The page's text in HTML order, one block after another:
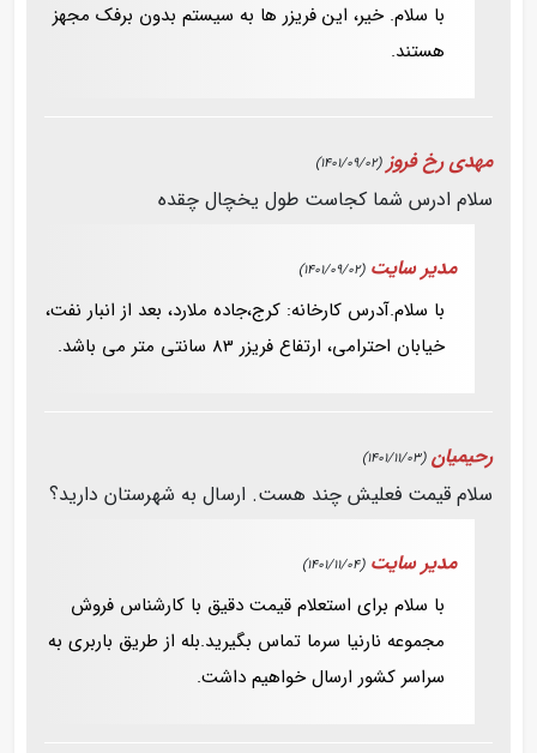
با سلام. خیر، این فریزر ها به سیستم بدون برفک مجهز
هستند.
مهدی رخ فروز (1401/09/02)
سلام ادرس شما کجاست طول یخچال چقده
مدیر سایت (1401/09/02)
با سلام.آدرس کارخانه: کرج،جاده ملارد، بعد از انبار نفت،
خیابان احترامی، ارتفاع فریزر 83 سانتی متر می باشد.
رحیمیان (1401/11/03)
سلام قیمت فعلیش چند هست. ارسال به شهرستان دارید؟
مدیر سایت (1401/11/04)
با سلام برای استعلام قیمت دقیق با کارشناس فروش
مجموعه نارنیا سرما تماس بگیرید.بله از طریق باربری به
سراسر کشور ارسال خواهیم داشت.